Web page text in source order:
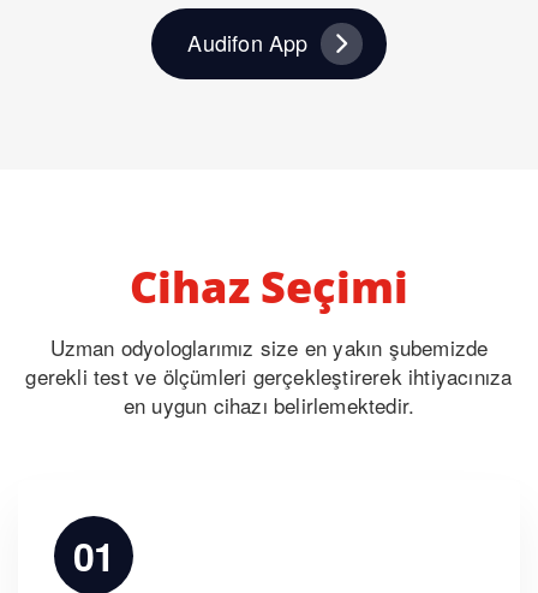
Audifon App
Cihaz Seçimi
Uzman odyologlarımız size en yakın şubemizde
gerekli test ve ölçümleri gerçekleştirerek ihtiyacınıza
en uygun cihazı belirlemektedir.
01